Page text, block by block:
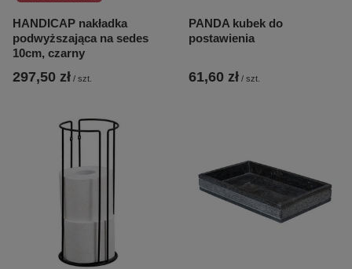
HANDICAP nakładka
podwyższająca na sedes
10cm, czarny
297,50 zł / szt.
PANDA kubek do
postawienia
61,60 zł / szt.